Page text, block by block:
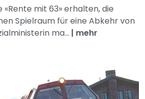
«Rente mit 63» erhalten, die
Spielraum für eine Abkehr von
ma... | mehr